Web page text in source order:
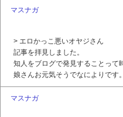
マスナガ
> エロかっこ悪いオヤジさん
記事を拝見しました。
知人をブログで発見することって
娘さんお元気そうでなによりです。
マスナガ